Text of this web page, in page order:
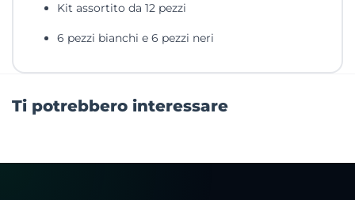
Kit assortito da 12 pezzi
6 pezzi bianchi e 6 pezzi neri
Ti potrebbero interessare